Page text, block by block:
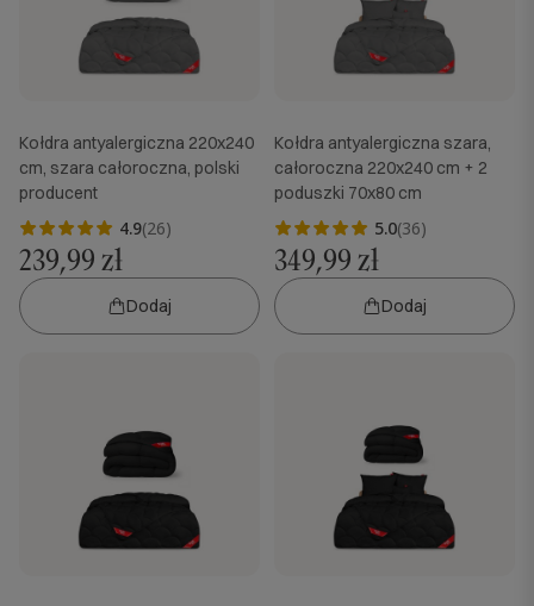
Kołdra antyalergiczna 220x240
cm, szara całoroczna, polski
producent
4.9(26)
239,99 zł
Dodaj
Kołdra antyalergiczna szara,
całoroczna 220x240 cm + 2
poduszki 70x80 cm
5.0(36)
349,99 zł
Dodaj